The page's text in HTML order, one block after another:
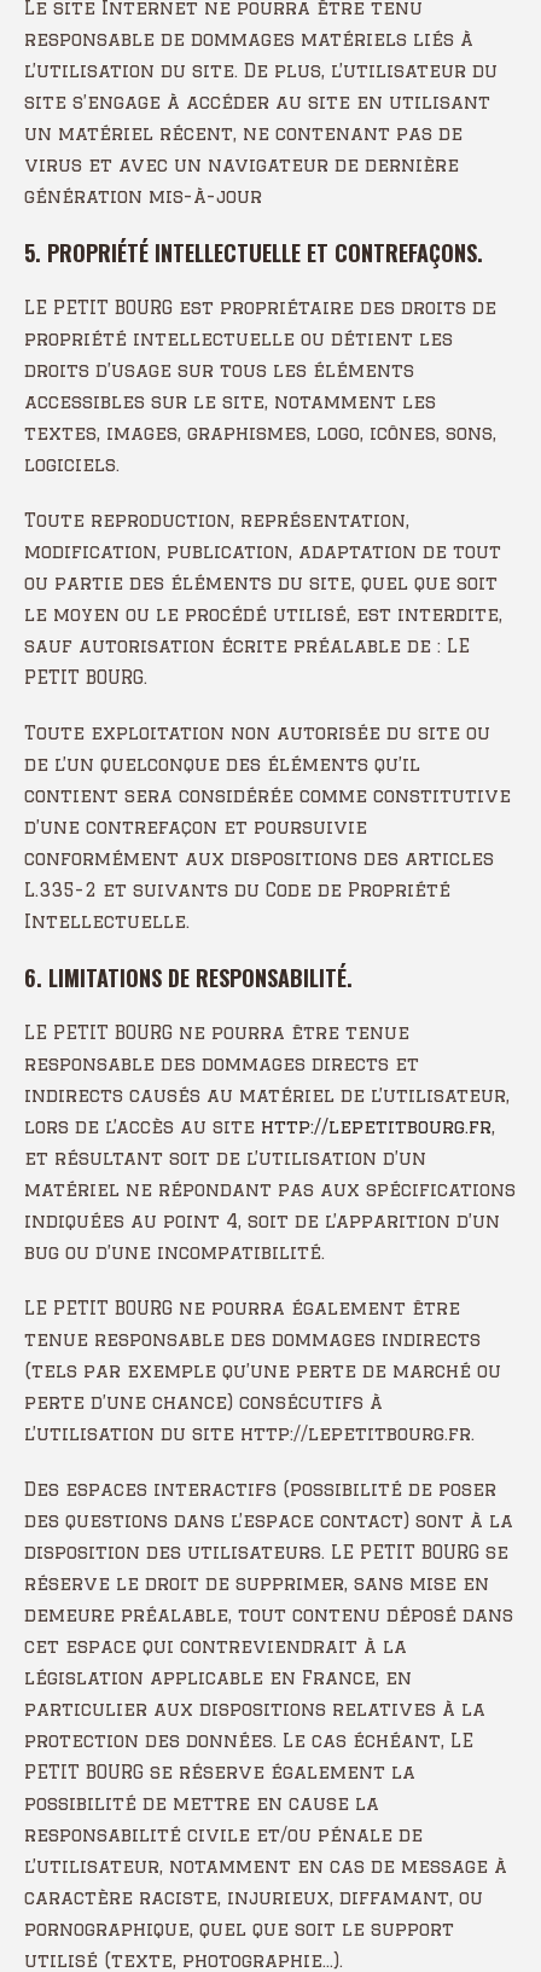
Le site Internet ne pourra être tenu
responsable de dommages matériels liés à
l’utilisation du site. De plus, l’utilisateur du
site s’engage à accéder au site en utilisant
un matériel récent, ne contenant pas de
virus et avec un navigateur de dernière
génération mis-à-jour
5. PROPRIÉTÉ INTELLECTUELLE ET CONTREFAÇONS.
LE PETIT BOURG est propriétaire des droits de
propriété intellectuelle ou détient les
droits d’usage sur tous les éléments
accessibles sur le site, notamment les
textes, images, graphismes, logo, icônes, sons,
logiciels.
Toute reproduction, représentation,
modification, publication, adaptation de tout
ou partie des éléments du site, quel que soit
le moyen ou le procédé utilisé, est interdite,
sauf autorisation écrite préalable de : LE
PETIT BOURG.
Toute exploitation non autorisée du site ou
de l’un quelconque des éléments qu’il
contient sera considérée comme constitutive
d’une contrefaçon et poursuivie
conformément aux dispositions des articles
L.335-2 et suivants du Code de Propriété
Intellectuelle.
6. LIMITATIONS DE RESPONSABILITÉ.
LE PETIT BOURG ne pourra être tenue
responsable des dommages directs et
indirects causés au matériel de l’utilisateur,
lors de l’accès au site http://lepetitbourg.fr,
et résultant soit de l’utilisation d’un
matériel ne répondant pas aux spécifications
indiquées au point 4, soit de l’apparition d’un
bug ou d’une incompatibilité.
LE PETIT BOURG ne pourra également être
tenue responsable des dommages indirects
(tels par exemple qu’une perte de marché ou
perte d’une chance) consécutifs à
l’utilisation du site http://lepetitbourg.fr.
Des espaces interactifs (possibilité de poser
des questions dans l’espace contact) sont à la
disposition des utilisateurs. LE PETIT BOURG se
réserve le droit de supprimer, sans mise en
demeure préalable, tout contenu déposé dans
cet espace qui contreviendrait à la
législation applicable en France, en
particulier aux dispositions relatives à la
protection des données. Le cas échéant, LE
PETIT BOURG se réserve également la
possibilité de mettre en cause la
responsabilité civile et/ou pénale de
l’utilisateur, notamment en cas de message à
caractère raciste, injurieux, diffamant, ou
pornographique, quel que soit le support
utilisé (texte, photographie…).